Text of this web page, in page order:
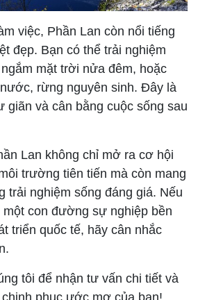
việc, Phần Lan còn nổi tiếng
đẹp. Bạn có thể trải nghiệm
mặt trời nửa đêm, hoặc
rừng nguyên sinh. Đây là
giãn và cân bằng cuộc sống sau
Lan không chỉ mở ra cơ hội
trường tiên tiến mà còn mang
trải nghiệm sống đáng giá. Nếu
một con đường sự nghiệp bền
triển quốc tế, hãy cân nhắc
tôi để nhận tư vấn chi tiết và